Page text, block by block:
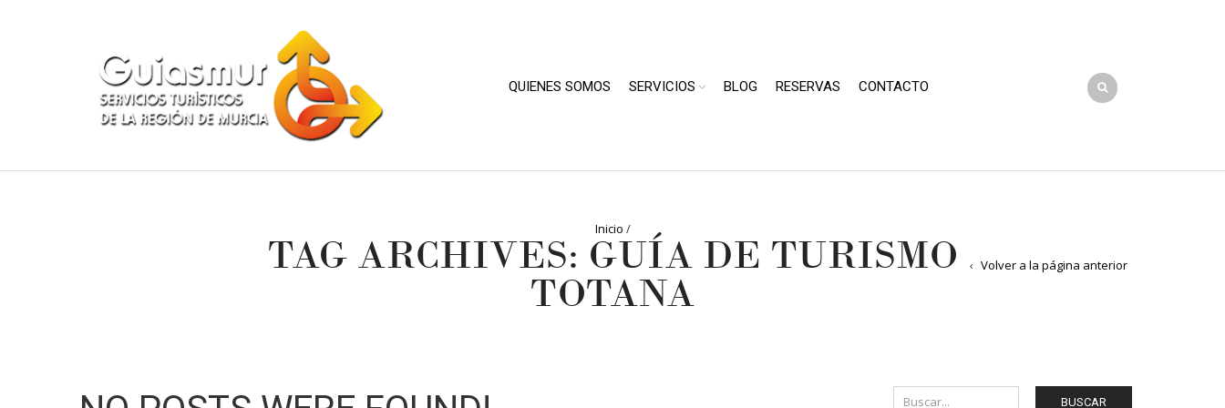
QUIENES SOMOS SERVICIOS BLOG RESERVAS CONTACTO
Inicio /
Volver a la página anterior
TAG ARCHIVES: GUÍA DE TURISMO
TOTANA
BUSCAR